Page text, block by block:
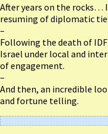
After years on the rocks…
resuming of diplomatic
–
Following the death of
Israel under local and
of engagement.
–
And then, an incredible
and fortune telling.